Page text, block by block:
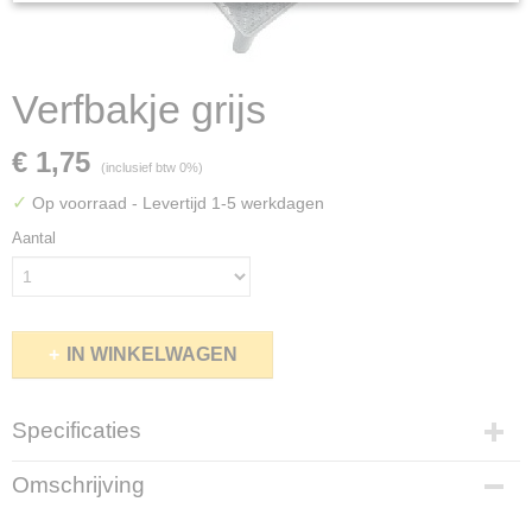
Verfbakje grijs
€ 1,75 (inclusief btw 0%)
✓ Op voorraad - Levertijd 1-5 werkdagen
Aantal
IN WINKELWAGEN
Specificaties
Productcode
1002-4
Omschrijving